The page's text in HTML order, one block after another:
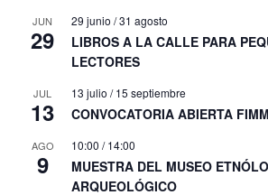
JUN
29
29 junio /31 agosto
LIBROS A LA CALLE PARA
LECTORES
JUL
13
13 julio /15 septiembre
CONVOCATORIA ABIERTA
AGO
9
10:00 /14:00
MUESTRA DEL MUSEO
ARQUEOLÓGICO